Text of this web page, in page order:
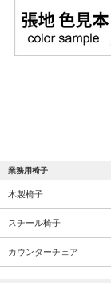
業務用椅子
木製椅子
スチール椅子
カウンターチェア
脚底プラ
床面をキ
について
まず業
まとめ
をご紹介